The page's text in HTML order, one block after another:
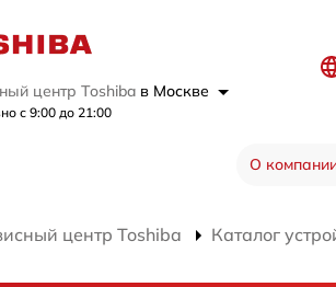
центр Toshiba в Москве
с 9:00 до 21:00
О
центр Toshiba Каталог